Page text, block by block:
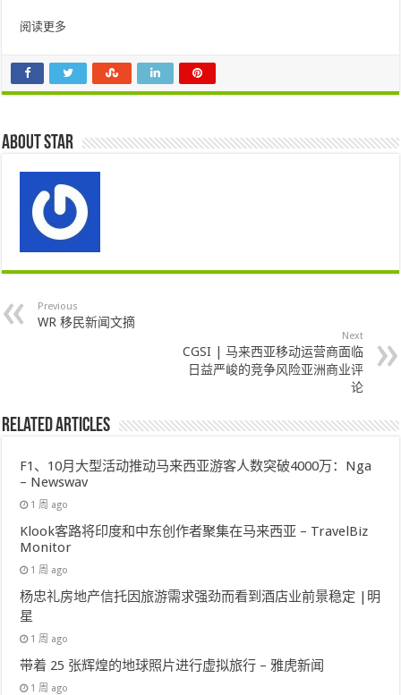
阅读更多
About star
Previous
WR 移民新闻文摘
Next
CGSI | 马来西亚移动运营商面临
日益严峻的竞争风险亚洲商业评
论
Related Articles
F1、10月大型活动推动马来西亚游客人数突破4000万：Nga
– Newswav
1 周 ago
Klook客路将印度和中东创作者聚集在马来西亚 – TravelBiz
Monitor
1 周 ago
杨忠礼房地产信托因旅游需求强劲而看到酒店业前景稳定 |明
星
1 周 ago
带着 25 张辉煌的地球照片进行虚拟旅行 – 雅虎新闻
1 周 ago